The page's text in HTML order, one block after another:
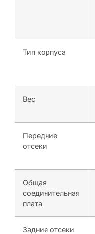
Тип корпуса
Вес
Передние
отсеки
Общая
соединительная
плата
Задние отсеки